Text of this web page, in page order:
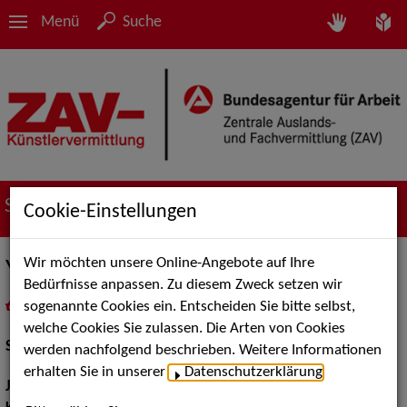
Menü Suche
Suche nach Künstler*innen
Yana Robin La Baume
als PDF speichern
inMeine Merklistelegen
Schauspiel:Bühne, Film und TV
Jahrgang:
Cookie-Einstellungen
Wir möchten unsere Online-Angebote auf Ihre
Bedürfnisse anpassen. Zu diesem Zweck setzen wir
sogenannte Cookies ein. Entscheiden Sie bitte selbst,
welche Cookies Sie zulassen. Die Arten von Cookies
werden nachfolgend beschrieben. Weitere Informationen
erhalten Sie in unserer
Datenschutzerklärung